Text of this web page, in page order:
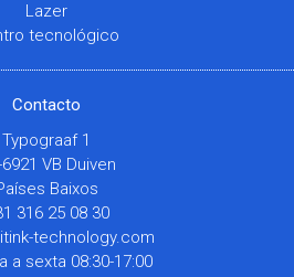
Lazer
tecnológico
Contacto
Typograaf 1
6921 VB Duiven
Baixos
316 25 08 30
technology.com
a sexta 08:30-17:00